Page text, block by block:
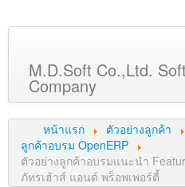
M.D.Soft Co.,Ltd.
Company
หน้าหลัก
เกี่ยวกับเรา
บริการ
หน้าแรก ตัวอย่างลูกค้า
ลูกค้าอบรม OpenERP
ตัวอย่างลูกค้าอบรมแนะนำ
ภัทรเฮ้าส์ แอนด์ พร็อพเพอร์ตี้